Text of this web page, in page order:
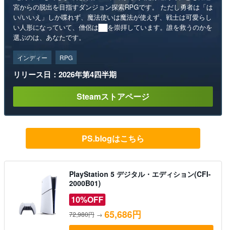
宮からの脱出を目指すダンジョン探索RPGです。 ただし勇者は「は
い/いいえ」しか喋れず、魔法使いは魔法が使えず、戦士は可愛らし
い人形になっていて、僧侶は██を崇拝しています。誰を救うのかを
選ぶのは、あなたです。
インディー RPG
リリース日：2026年第4四半期
Steamストアページ
PS.blogはこちら
PlayStation 5 デジタル・エディション(CFI-
2000B01)
10%OFF
72,980円 → 65,686円